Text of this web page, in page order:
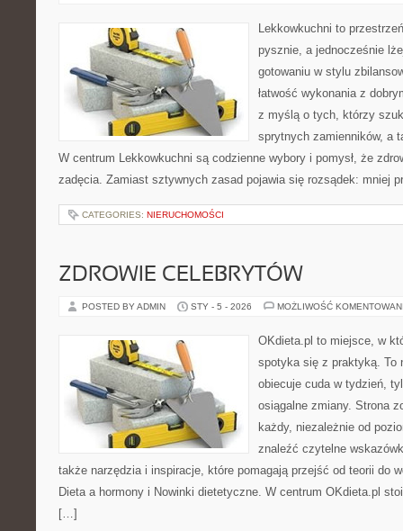
Lekkowkuchni to
pysznie, a jednocześnie
gotowaniu w stylu
łatwość wykonania z
z myślą o tych, którzy
sprytnych zamienników, a
W centrum Lekkowkuchni są codzienne wybory i pomysł, że
zadęcia. Zamiast sztywnych zasad pojawia się rozsądek: mniej
CATEGORIES: NIERUCHOMOŚCI
ZDROWIE CELEBRYTÓW
POSTED BY ADMIN STY - 5 - 2026 MOŻLIWOŚĆ
OKdieta.pl to miejsce, w
spotyka się z praktyką. To
obiecuje cuda w tydzień,
osiągalne zmiany. Strona
każdy, niezależnie od
znaleźć czytelne
także narzędzia i inspiracje, które pomagają przejść od teorii do
Dieta a hormony i Nowinki dietetyczne. W centrum OKdieta.pl
[…]